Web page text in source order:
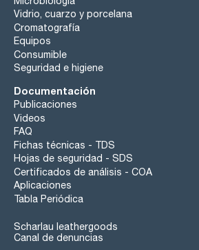
Vidrio, cuarzo y porcelana
Cromatografía
Equipos
Consumible
Seguridad e higiene
Documentación
Publicaciones
Videos
FAQ
Fichas técnicas - TDS
Hojas de seguridad - SDS
Certificados de análisis - COA
Aplicaciones
Tabla Periódica
Scharlau leathergoods
Canal de denuncias